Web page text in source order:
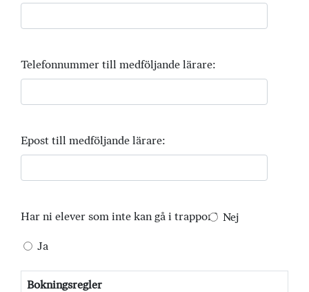
Telefonnummer till medföljande lärare:
Epost till medföljande lärare:
Har ni elever som inte kan gå i trappor? Nej
Ja
Bokningsregler